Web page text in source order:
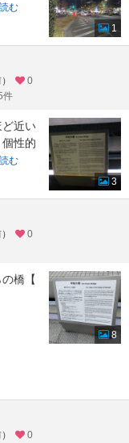
む
1
0
件
近い
性的
む
3
0
橋【
8
0